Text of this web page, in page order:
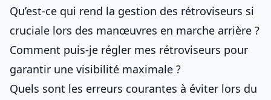
Qu’est-ce qui rend la gestion des rétroviseurs si
cruciale lors des manœuvres en marche arrière ?
Comment puis-je régler mes rétroviseurs pour
garantir une visibilité maximale ?
Quels sont les erreurs courantes à éviter lors du